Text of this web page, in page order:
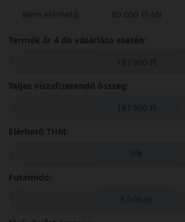
Nem elérhető
80 000 Ft-tól
Termék ár 4 db vásárlása esetén:
167 960 Ft
Teljes viszafizetendő összeg:
167 960 Ft
Elérhető THM:
0%
Futamidő:
3 hónap